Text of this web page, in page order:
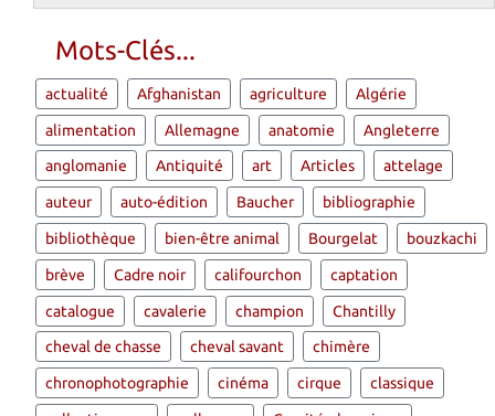
Mots-Clés...
actualité Afghanistan agriculture Algérie
alimentation Allemagne anatomie Angleterre
anglomanie Antiquité art Articles attelage
auteur auto-édition Baucher bibliographie
bibliothèque bien-être animal Bourgelat bouzkachi
brève Cadre noir califourchon captation
catalogue cavalerie champion Chantilly
cheval de chasse cheval savant chimère
chronophotographie cinéma cirque classique